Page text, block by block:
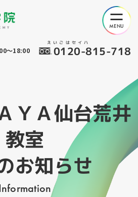
えいごはセイハ
0120-815-718
～18:00
ＹＡ仙台荒井
教室
お知らせ